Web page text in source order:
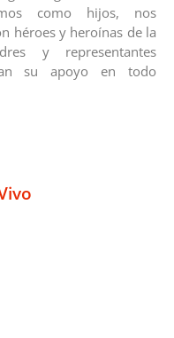
como hijos, nos
héroes y heroínas de la
y representantes
su apoyo en todo